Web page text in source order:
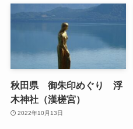
秋田県 御朱印めぐり 浮
木神社（漢槎宮）
2022年10月13日